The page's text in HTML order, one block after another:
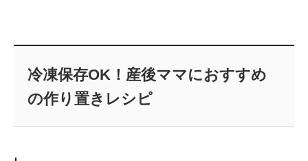
冷凍保存OK！産後ママにおすすめ
の作り置きレシピ